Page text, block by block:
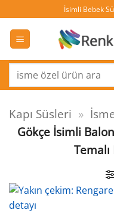
atla
İsimli Bebek
Ara:
Kapı Süsleri »
Gökçe İsimli
Temalı